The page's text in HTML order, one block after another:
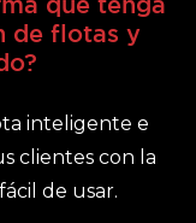
que tenga
de flotas y
inteligente e
clientes con la
de usar.